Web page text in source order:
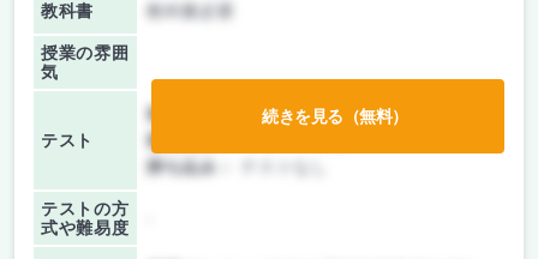
教科書 教科書必要
授業の雰囲
気
テスト
前期/中間：
レポートのみ
後期/期末：
持ち込み：
テストの方
式や難易度
続きを見る（無料）